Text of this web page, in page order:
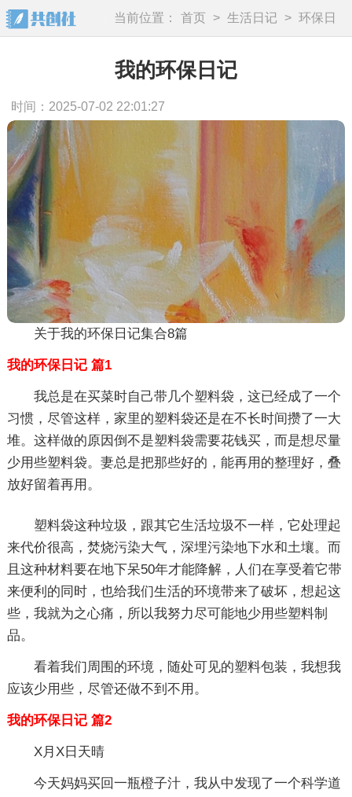
当前位置： 首页 > 生活日记 > 环保日
记
我的环保日记
时间：2025-07-02 22:01:27
关于我的环保日记集合8篇
我的环保日记 篇1
我总是在买菜时自己带几个塑料袋，这已经成了一个
习惯，尽管这样，家里的塑料袋还是在不长时间攒了一大
堆。这样做的原因倒不是塑料袋需要花钱买，而是想尽量
少用些塑料袋。妻总是把那些好的，能再用的整理好，叠
放好留着再用。
塑料袋这种垃圾，跟其它生活垃圾不一样，它处理起
来代价很高，焚烧污染大气，深埋污染地下水和土壤。而
且这种材料要在地下呆50年才能降解，人们在享受着它带
来便利的同时，也给我们生活的环境带来了破坏，想起这
些，我就为之心痛，所以我努力尽可能地少用些塑料制
品。
看着我们周围的环境，随处可见的塑料包装，我想我
应该少用些，尽管还做不到不用。
我的环保日记 篇2
X月X日天晴
今天妈妈买回一瓶橙子汁，我从中发现了一个科学道